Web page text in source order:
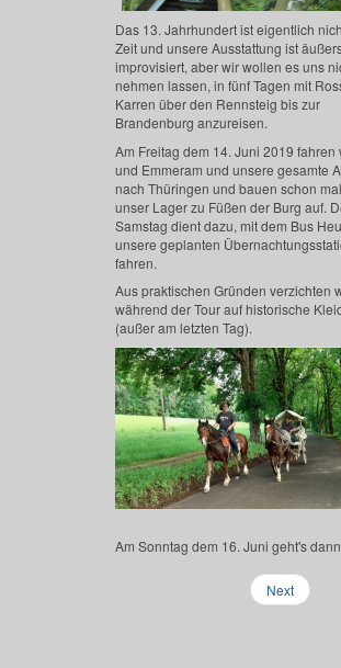
Das 13. Jahrhundert ist eigentlich
Zeit und unsere Ausstattung ist
improvisiert, aber wir wollen es uns
nehmen lassen, in fünf Tagen mit
Karren über den Rennsteig bis zur
Brandenburg anzureisen.
Am Freitag dem 14. Juni 2019 fahren
und Emmeram und unsere gesamte
nach Thüringen und bauen schon
unser Lager zu Füßen der Burg auf.
Samstag dient dazu, mit dem Bus
unsere geplanten
fahren.
Aus praktischen Gründen verzichten
während der Tour auf historische
(außer am letzten Tag).
Am Sonntag dem 16. Juni geht's
Next